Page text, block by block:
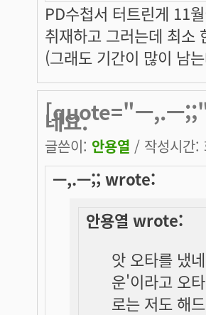
PD수첩서 터트린게 11
취재하고 그러는데 최소
(그래도 기간이 많이 남
[quote="ㅡ,.ㅡ
네요.
글쓴이: 안용열 / 작성시간
ㅡ,.ㅡ;; wrote:
안용열 wrote:
앗 오타를 냈
운'이라고 오
로는 저도 해